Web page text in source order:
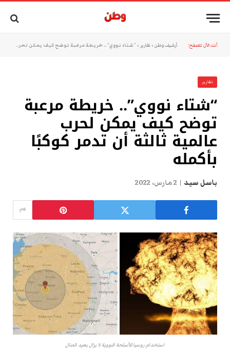
أنت الآن تتصفح: أرشيف وطن » تقارير »“شتاء نووي”.. خريطة مرعبة توضح كيف يمكن لحرب عالمية ثالثة أن تدمر كوكبًا بأكمله
تقارير
“شتاء نووي”.. خريطة مرعبة
توضح كيف يمكن لحرب
عالمية ثالثة أن تدمر كوكبًا
بأكمله
باسل سيد 2 مارس، 2022
استخدام روسيا للأسلحة النووية لا يزال بعيد المنال